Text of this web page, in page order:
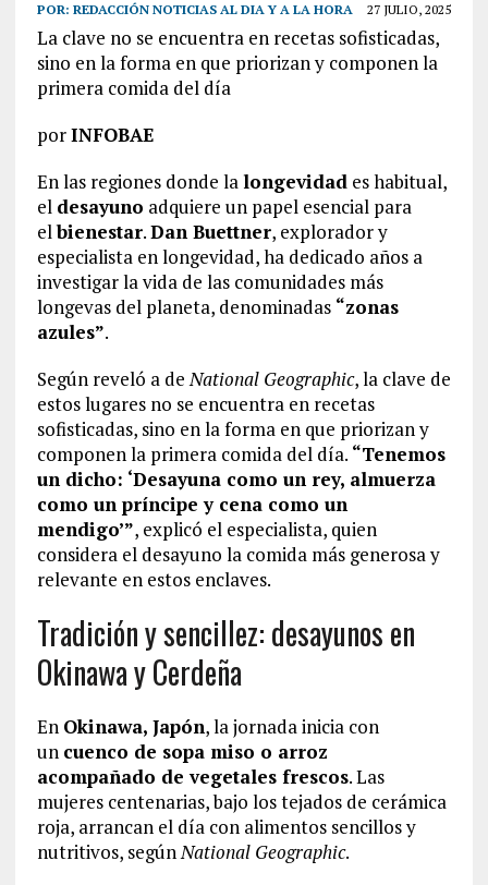
POR: REDACCIÓN NOTICIAS AL DIA Y A LA HORA 27 JULIO, 2025
La clave no se encuentra en recetas sofisticadas,
sino en la forma en que priorizan y componen la
primera comida del día
porINFOBAE
En las regiones donde lalongevidades habitual,
el desayuno adquiere un papel esencial para
elbienestar.Dan Buettner, explorador y
especialista en longevidad, ha dedicado años a
investigar la vida de las comunidades más
longevas del planeta, denominadas “zonas
azules”.
Según reveló a deNational Geographic, la clave de
estos lugares no se encuentra en recetas
sofisticadas, sino en la forma en que priorizan y
componen la primera comida del día. “Tenemos
un dicho: ‘Desayuna como un rey, almuerza
como un príncipe y cena como un
mendigo’”, explicó el especialista, quien
considera el desayuno la comida más generosa y
relevante en estos enclaves.
Tradición y sencillez: desayunos en
Okinawa y Cerdeña
En Okinawa, Japón, la jornada inicia con
un cuenco de sopa miso o arroz
acompañado de vegetales frescos. Las
mujeres centenarias, bajo los tejados de cerámica
roja, arrancan el día con alimentos sencillos y
nutritivos, segúnNational Geographic.